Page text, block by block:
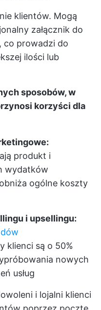
klientów. Mogą
załącznik do
co prowadzi do
ilości lub
sposobów, w
korzyści dla
produkt i
wydatków
ogólne koszty
i upsellingu:
klienci są o 50%
nowych
usług
i lojalni klienci